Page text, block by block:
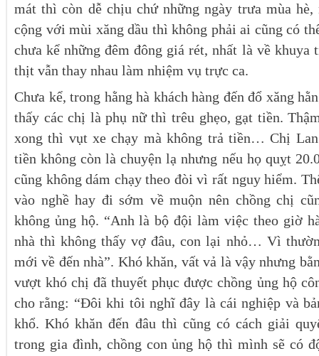
mát thì còn dễ chịu chứ những ngày trưa mùa
cộng với mùi xăng dầu thì không phải ai cũng có
chưa kể những đêm đông giá rét, nhất là về khuya
thịt vẫn thay nhau làm nhiệm vụ trực ca.
Chưa kể, trong hằng hà khách hàng đến đổ xăng
thấy các chị là phụ nữ thì trêu ghẹo, gạt tiền.
xong thì vụt xe chạy mà không trả tiền… Chị Lan
tiền không còn là chuyện lạ nhưng nếu họ quỵt
cũng không dám chạy theo đòi vì rất nguy hiểm.
vào nghề hay đi sớm về muộn nên chồng chị
không ủng hộ. “Anh là bộ đội làm việc theo giờ
nhà thì không thấy vợ đâu, con lại nhỏ… Vì
mới về đến nhà”. Khó khăn, vất vả là vậy nhưng
vượt khó chị đã thuyết phục được chồng ủng hộ
cho rằng: “Đôi khi tôi nghĩ đây là cái nghiệp và
khổ. Khó khăn đến đâu thì cũng có cách giải
trong gia đình, chồng con ủng hộ thì mình sẽ có